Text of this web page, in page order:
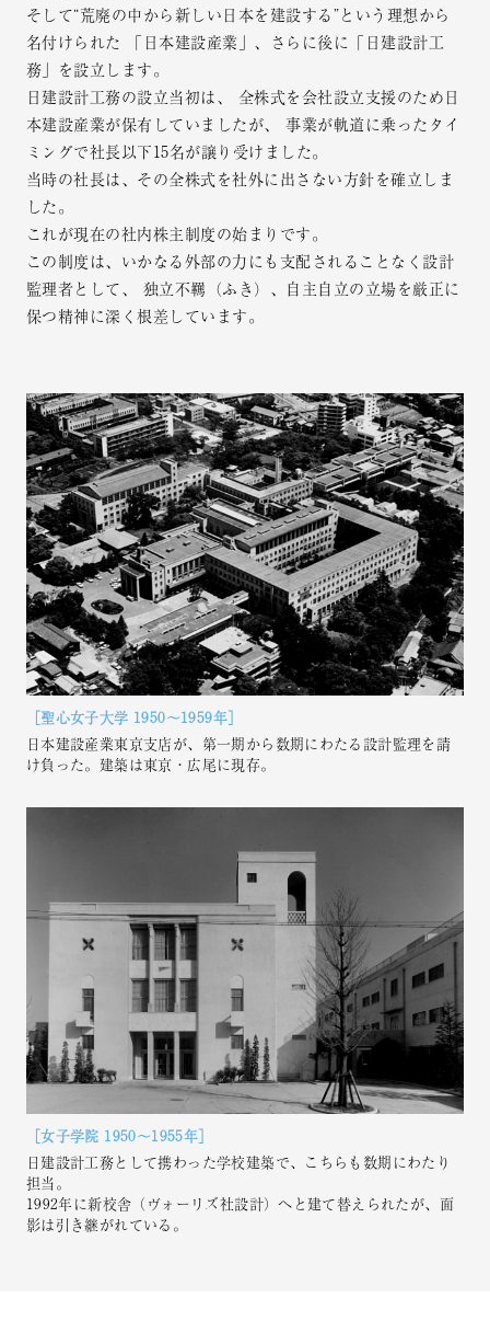
そして“荒廃の中から新しい日本を建設する”という理想から
名付けられた 「日本建設産業」、さらに後に「日建設計工
務」を設立します。
日建設計工務の設立当初は、
全株式を会社設立支援のため日
本建設産業が保有していましたが、
事業が軌道に乗ったタイ
ミングで社長以下15名が譲り受けました。
当時の社長は、その全株式を社外に出さない方針を確立しま
した。
これが現在の社内株主制度の始まりです。
この制度は、いかなる外部の力にも支配されることなく設計
監理者として、
独立不羈（ふき）、自主自立の立場を厳正に
保つ精神に深く根差しています。
［聖心女子大学 1950～1959年］
日本建設産業東京支店が、第一期から数期にわたる設計監理を請
け負った。建築は東京・広尾に現存。
［女子学院 1950～1955年］
日建設計工務として携わった学校建築で、こちらも数期にわたり
担当。
1992年に新校舎（ヴォーリズ社設計）へと建て替えられたが、面
影は引き継がれている。